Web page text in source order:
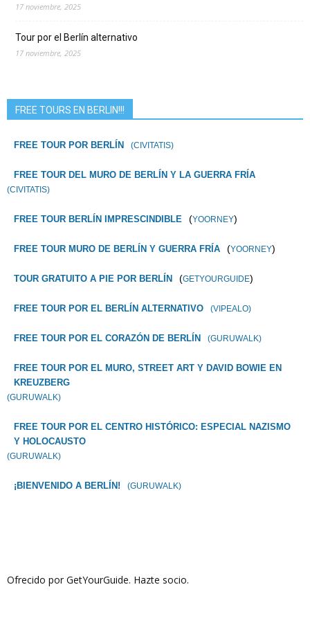
17 noviembre, 2025
Tour por el Berlín alternativo
17 noviembre, 2025
FREE TOURS EN BERLIN!!!
FREE TOUR POR BERLÍN (CIVITATIS)
FREE TOUR DEL MURO DE BERLÍN Y LA GUERRA FRÍA
(CIVITATIS)
FREE TOUR BERLÍN IMPRESCINDIBLE (YOORNEY)
FREE TOUR MURO DE BERLÍN Y GUERRA FRÍA (YOORNEY)
TOUR GRATUITO A PIE POR BERLÍN (GETYOURGUIDE)
FREE TOUR POR EL BERLÍN ALTERNATIVO (VIPEALO)
FREE TOUR POR EL CORAZÓN DE BERLÍN (GURUWALK)
FREE TOUR POR EL MURO, STREET ART Y DAVID BOWIE EN
KREUZBERG
(GURUWALK)
FREE TOUR POR EL CENTRO HISTÓRICO: ESPECIAL NAZISMO
Y HOLOCAUSTO
(GURUWALK)
¡BIENVENIDO A BERLÍN! (GURUWALK)
Ofrecido por GetYourGuide. Hazte socio.